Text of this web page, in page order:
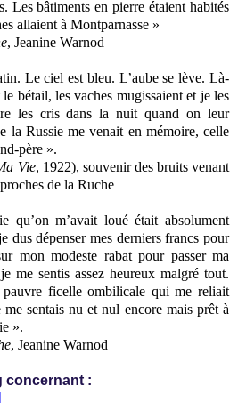
Les bâtiments en pierre étaient habités
allaient à Montparnasse »
, Jeanine Warnod
Le ciel est bleu. L’aube se lève. Là-
bétail, les vaches mugissaient et je les
les cris dans la nuit quand on leur
la Russie me venait en mémoire, celle
père ».
Vie, 1922), souvenir des bruits venant
de la Ruche
qu’on m’avait loué était absolument
dus dépenser mes derniers francs pour
mon modeste rabat pour passer ma
me sentis assez heureux malgré tout.
ficelle ombilicale qui me reliait
sentais nu et nul encore mais prêt à
».
, Jeanine Warnod
concernant :